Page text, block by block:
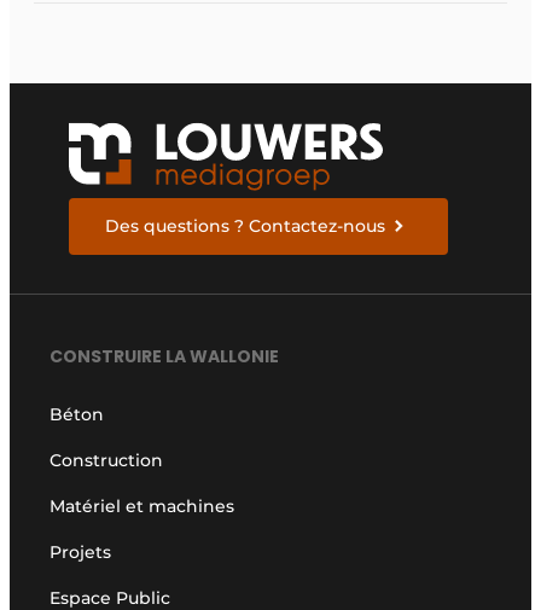
Des questions ? Contactez-nous
CONSTRUIRE LA WALLONIE
Béton
Construction
Matériel et machines
Projets
Espace Public